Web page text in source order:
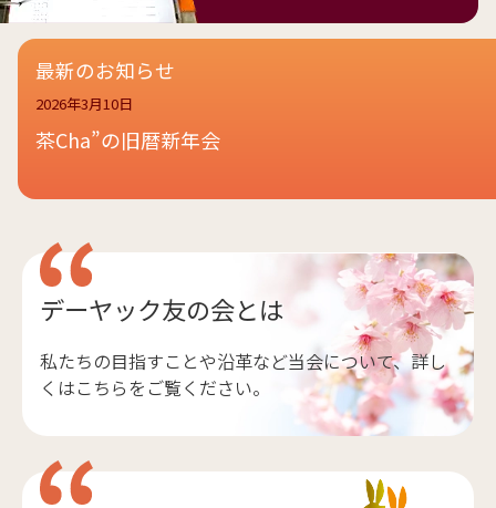
最新のお知らせ
2026年3月10日
茶Cha”の旧暦新年会
デーヤック友の会とは
私たちの目指すことや沿革など当会について、詳し
くはこちらをご覧ください。